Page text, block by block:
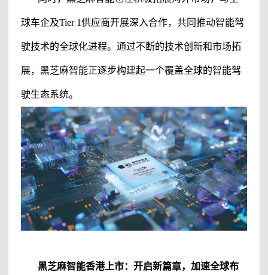
球车企及Tier 1供应商开展深入合作，共同推动智能驾
驶技术的全球化进程。通过不断的技术创新和市场拓
展， 黑芝麻智能正逐步构建起一个覆盖全球的智能驾
驶生态系统。
黑芝麻智能香港上市：开启新篇章，加速全球布